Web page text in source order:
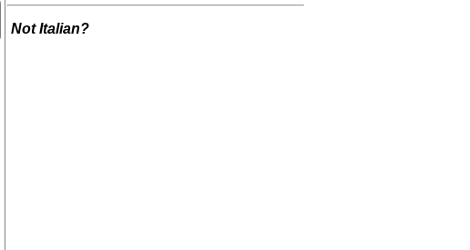
Not Italian?